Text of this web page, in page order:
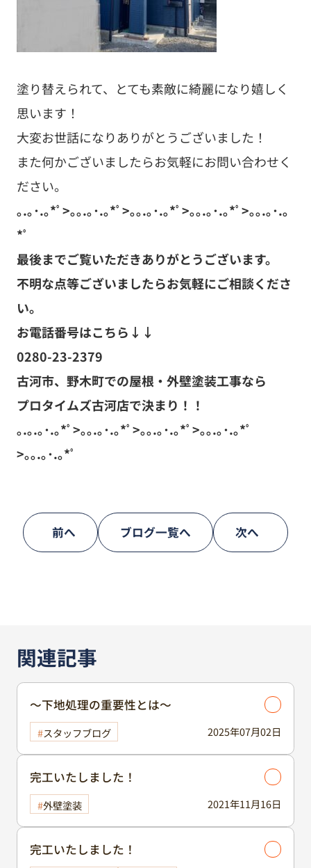
塗り替えられて、とても素敵に綺麗になり嬉しく
思います！
大変お世話になりありがとうございました！
また何かございましたらお気軽にお問い合わせく
ださい。
｡.｡･.｡*ﾟ>｡｡.｡･.｡*ﾟ>｡｡.｡･.｡*ﾟ>｡｡.｡･.｡*ﾟ>｡｡.｡･.｡
*ﾟ
最後までご覧いただきありがとうございます。
不明な点等ございましたらお気軽にご相談くださ
い。
お電話番号はこちら↓↓
0280-23-2379
古河市、野木町での屋根・外壁塗装工事なら
プロタイムズ古河店で決まり！！
｡.｡.｡･.｡*ﾟ>｡｡.｡･.｡*ﾟ>｡｡.｡･.｡*ﾟ>｡｡.｡･.｡*ﾟ
>｡｡.｡･.｡*ﾟ
前へ ブログ一覧へ 次へ
関連記事
2025年07月02日
～下地処理の重要性とは～
スタッフブログ
2021年11月16日
完工いたしました！
外壁塗装
完工いたしました！